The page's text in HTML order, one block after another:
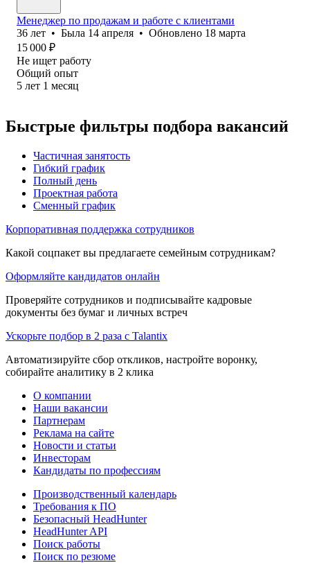
Менеджер по продажам и работе с клиентами
36 лет • Была 14 апреля • Обновлено 18 марта
15 000 ₽
Не ищет работу
Общий опыт
5 лет 1 месяц
Быстрые фильтры подбора вакансий
Частичная занятость
Гибкий график
Полный день
Проектная работа
Сменный график
Корпоративная поддержка сотрудников
Какой соцпакет вы предлагаете семейным сотрудникам?
Оформляйте кандидатов онлайн
Проверяйте сотрудников и подписывайте кадровые
документы без бумаг и личных встреч
Ускорьте подбор в 2 раза с Talantix
Автоматизируйте сбор откликов, настройте воронку,
собирайте аналитику в 2 клика
О компании
Наши вакансии
Партнерам
Реклама на сайте
Новости и статьи
Инвесторам
Кандидаты по профессиям
Производственный календарь
Требования к ПО
Безопасный HeadHunter
HeadHunter API
Поиск работы
Поиск по резюме